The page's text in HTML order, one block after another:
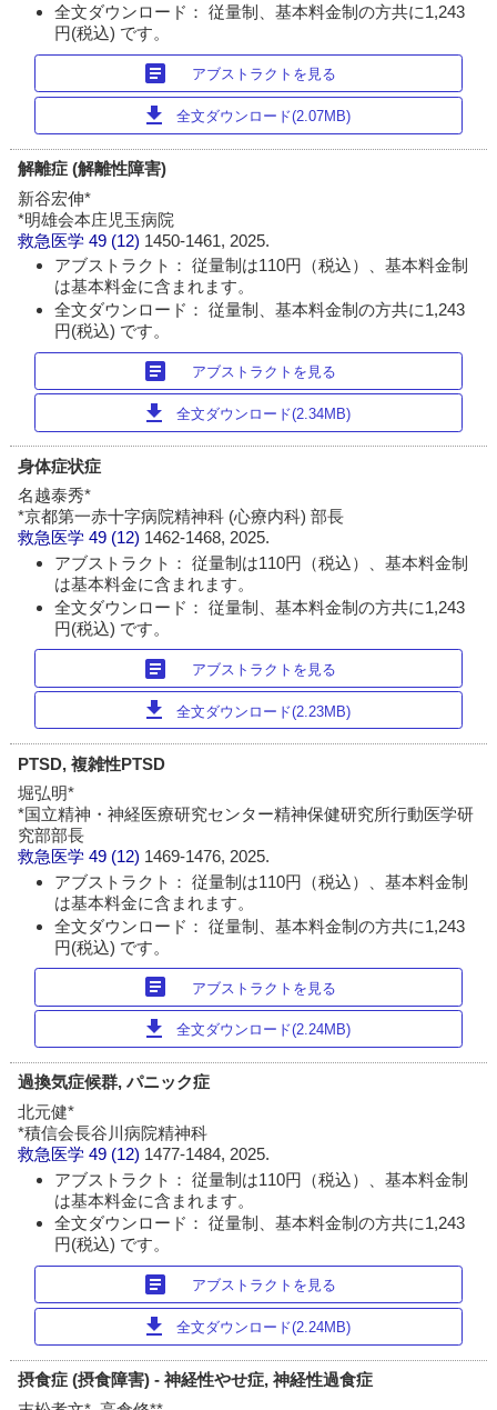
全文ダウンロード： 従量制、基本料金制の方共に1,243
円(税込) です。
article アブストラクトを見る
download 全文ダウンロード(2.07MB)
解離症 (解離性障害)
新谷宏伸*
*明雄会本庄児玉病院
救急医学 49 (12) 1450-1461, 2025.
アブストラクト： 従量制は110円（税込）、基本料金制
は基本料金に含まれます。
全文ダウンロード： 従量制、基本料金制の方共に1,243
円(税込) です。
article アブストラクトを見る
download 全文ダウンロード(2.34MB)
身体症状症
名越泰秀*
*京都第一赤十字病院精神科 (心療内科) 部長
救急医学 49 (12) 1462-1468, 2025.
アブストラクト： 従量制は110円（税込）、基本料金制
は基本料金に含まれます。
全文ダウンロード： 従量制、基本料金制の方共に1,243
円(税込) です。
article アブストラクトを見る
download 全文ダウンロード(2.23MB)
PTSD, 複雑性PTSD
堀弘明*
*国立精神・神経医療研究センター精神保健研究所行動医学研
究部部長
救急医学 49 (12) 1469-1476, 2025.
アブストラクト： 従量制は110円（税込）、基本料金制
は基本料金に含まれます。
全文ダウンロード： 従量制、基本料金制の方共に1,243
円(税込) です。
article アブストラクトを見る
download 全文ダウンロード(2.24MB)
過換気症候群, パニック症
北元健*
*積信会長谷川病院精神科
救急医学 49 (12) 1477-1484, 2025.
アブストラクト： 従量制は110円（税込）、基本料金制
は基本料金に含まれます。
全文ダウンロード： 従量制、基本料金制の方共に1,243
円(税込) です。
article アブストラクトを見る
download 全文ダウンロード(2.24MB)
摂食症 (摂食障害) - 神経性やせ症, 神経性過食症